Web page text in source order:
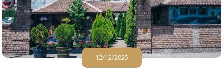
12/12/2025